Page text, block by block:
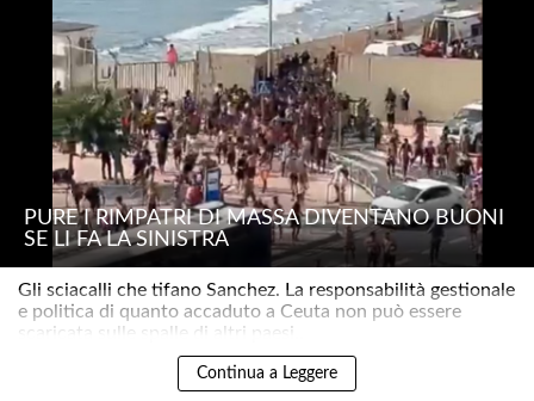
PURE I RIMPATRI DI MASSA DIVENTANO BUONI
SE LI FA LA SINISTRA
Gli sciacalli che tifano Sanchez. La responsabilità gestionale
e politica di quanto accaduto a Ceuta non può essere
scaricata sulle spalle di altri paesi..
Continua a Leggere